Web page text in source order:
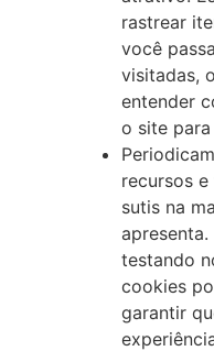
rastrear
você
visitadas,
entender
o site
recursos
sutis na
testando
cookies
garantir